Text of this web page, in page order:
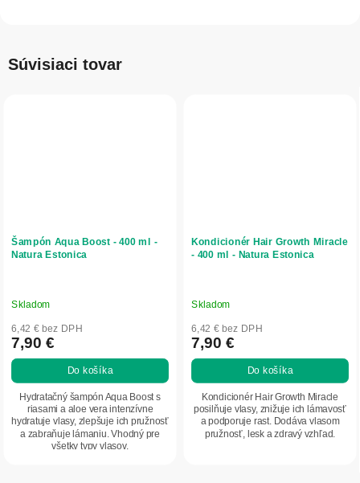
Súvisiaci tovar
Šampón Aqua Boost - 400 ml -
Natura Estonica
Skladom
6,42 € bez DPH
7,90 €
Do košíka
Hydratačný šampón Aqua Boost s
riasami a aloe vera intenzívne
hydratuje vlasy, zlepšuje ich pružnosť
a zabraňuje lámaniu. Vhodný pre
všetky typy vlasov.
Kondicionér Hair Growth Miracle
- 400 ml - Natura Estonica
Skladom
6,42 € bez DPH
7,90 €
Do košíka
Kondicionér Hair Growth Miracle
posilňuje vlasy, znižuje ich lámavosť
a podporuje rast. Dodáva vlasom
pružnosť, lesk a zdravý vzhľad.